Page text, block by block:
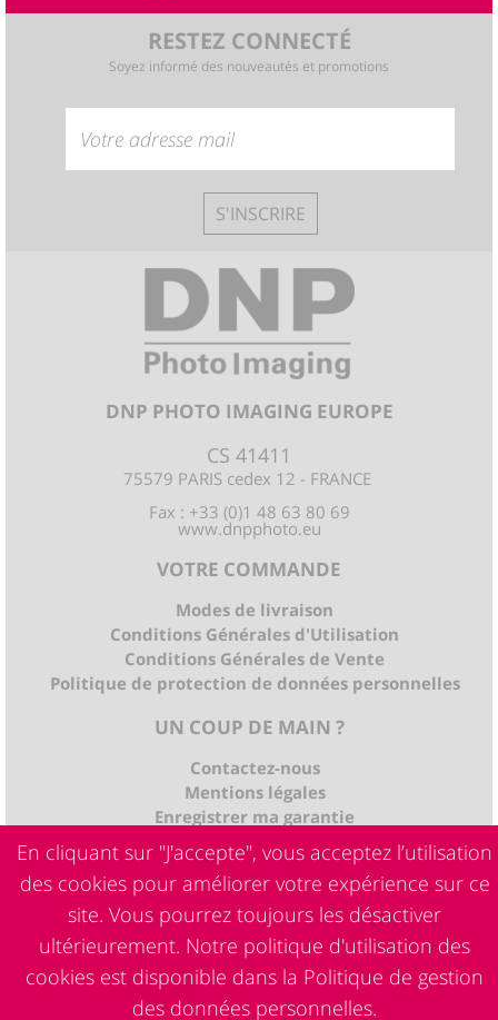
RESTEZ CONNECTÉ
Soyez informé des nouveautés et promotions
S'INSCRIRE
DNP PHOTO IMAGING EUROPE
CS 41411
75579 PARIS cedex 12 - FRANCE
Fax : +33 (0)1 48 63 80 69
www.dnpphoto.eu
VOTRE COMMANDE
Modes de livraison
Conditions Générales d'Utilisation
Conditions Générales de Vente
Politique de protection de données personnelles
UN COUP DE MAIN ?
Contactez-nous
Mentions légales
Enregistrer ma garantie
Service de réparation DNP
Copyright © 2019 DNP Photo Imaging Europe - Tous droits réservés
En cliquant sur "J'accepte", vous acceptez l’utilisation
des cookies pour améliorer votre expérience sur ce
site. Vous pourrez toujours les désactiver
ultérieurement. Notre politique d'utilisation des
cookies est disponible dans la Politique de gestion
des données personnelles.